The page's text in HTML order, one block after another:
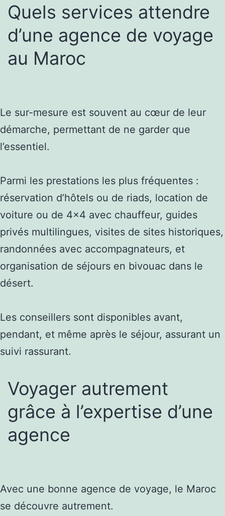
Quels services attendre
d’une agence de voyage
au Maroc
Le sur-mesure est souvent au cœur de leur
démarche, permettant de ne garder que
l’essentiel.
Parmi les prestations les plus fréquentes :
réservation d’hôtels ou de riads, location de
voiture ou de 4×4 avec chauffeur, guides
privés multilingues, visites de sites historiques,
randonnées avec accompagnateurs, et
organisation de séjours en bivouac dans le
désert.
Les conseillers sont disponibles avant,
pendant, et même après le séjour, assurant un
suivi rassurant.
Voyager autrement
grâce à l’expertise d’une
agence
Avec une bonne agence de voyage, le Maroc
se découvre autrement.